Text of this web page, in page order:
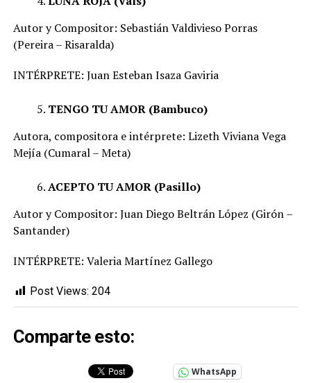
Autor y Compositor: Sebastián Valdivieso Porras
(Pereira – Risaralda)
INTÉRPRETE: Juan Esteban Isaza Gaviria
TENGO TU AMOR (Bambuco)
Autora, compositora e intérprete: Lizeth Viviana Vega
Mejía (Cumaral – Meta)
ACEPTO TU AMOR (Pasillo)
Autor y Compositor: Juan Diego Beltrán López (Girón –
Santander)
INTÉRPRETE: Valeria Martínez Gallego
Post Views: 204
Comparte esto:
WhatsApp